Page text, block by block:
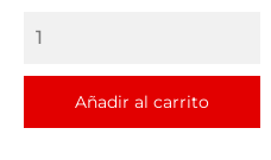
Añadir al carrito